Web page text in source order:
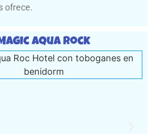
ofrece.
Aqua Rock